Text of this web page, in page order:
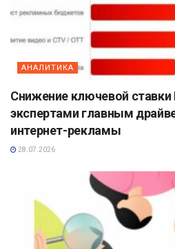
АНАЛИТИКА
Снижение ключевой ставки
экспертами главным
интернет-рекламы
28.07.2026